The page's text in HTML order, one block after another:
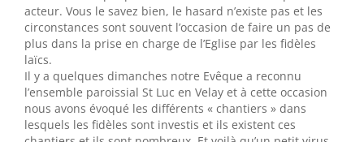
acteur. Vous le savez bien, le hasard n’existe pas et les
circonstances sont souvent l’occasion de faire un pas de
plus dans la prise en charge de l’Eglise par les fidèles
laïcs.
Il y a quelques dimanches notre Evêque a reconnu
l’ensemble paroissial St Luc en Velay et à cette occasion
nous avons évoqué les différents « chantiers » dans
lesquels les fidèles sont investis et ils existent ces